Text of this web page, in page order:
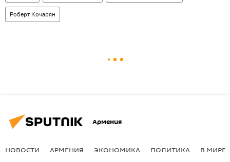
Роберт Кочарян
Армения
НОВОСТИ АРМЕНИЯ ЭКОНОМИКА ПОЛИТИКА В МИРЕ